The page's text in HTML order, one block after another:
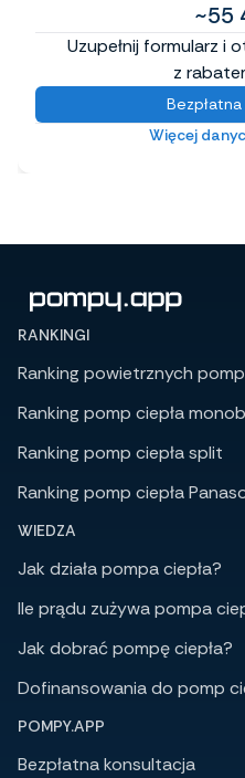
~55
Uzupełnij formularz i
z
Więcej
RANKINGI
Ranking powietrznych
Ranking pomp ciepła
Ranking pomp ciepła split
Ranking pomp ciepła
WIEDZA
Jak działa pompa ciepła?
Ile prądu zużywa pompa
Jak dobrać pompę ciepła?
Dofinansowania do pomp
POMPY.APP
Bezpłatna konsultacja